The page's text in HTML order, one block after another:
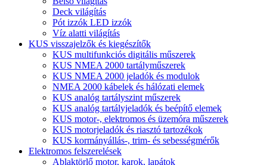
Deck világítás
Pót izzók LED izzók
Víz alatti világítás
KUS visszajelzők és kiegészítők
KUS multifunkciós digitális műszerek
KUS NMEA 2000 tartályműszerek
KUS NMEA 2000 jeladók és modulok
NMEA 2000 kábelek és hálózati elemek
KUS analóg tartályszint műszerek
KUS analóg tartályjeladók és beépítő elemek
KUS motor-, elektromos és üzemóra műszerek
KUS motorjeladók és riasztó tartozékok
KUS kormányállás-, trim- és sebességmérők
Elektromos felszerelések
Ablaktörlő motor, karok, lapátok